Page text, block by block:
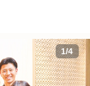
1/4